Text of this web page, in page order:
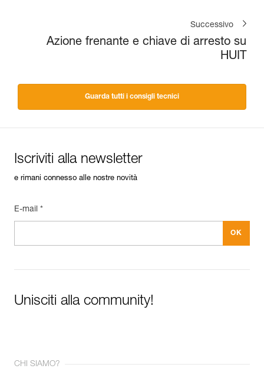
Successivo
Azione frenante e chiave di arresto su
HUIT
Guarda tutti i consigli tecnici
Iscriviti alla newsletter
e rimani connesso alle nostre novità
E-mail *
Unisciti alla community!
CHI SIAMO?